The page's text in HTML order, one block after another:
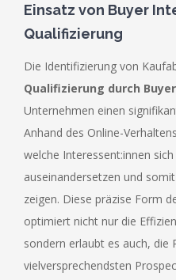
Einsatz von Buyer
Qualifizierung
Die Identifizierung von
Qualifizierung durch
Unternehmen einen
Anhand des Online-
welche Interessent:innen
auseinandersetzen und
zeigen. Diese präzise Form
optimiert nicht nur die
sondern erlaubt es auch, die
vielversprechendsten